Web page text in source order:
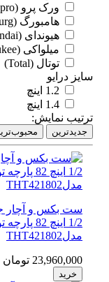
ورک پرو (Workpro)
هامبورگ (Hamburg)
هیوندای (Hyundai)
میلواکی (Milwaukee)
توتال (Total)
درایو
1.2 اینچ
1.4 اینچ
نمایش:
محبوب‌ترین
1/2 اینچ 82 پارچه توتال
23,960,000 تومان